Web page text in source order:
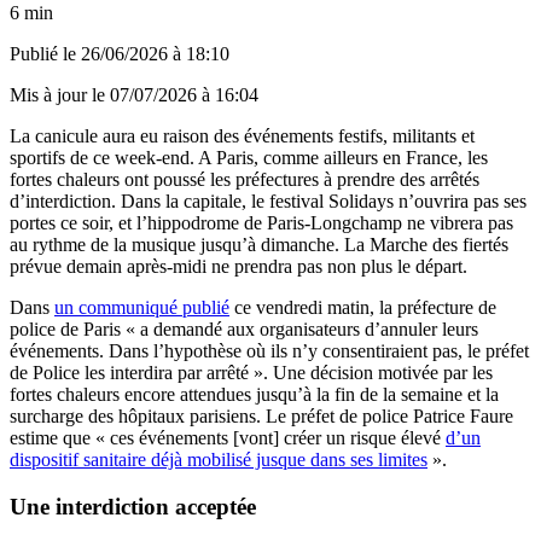
6 min
Publié le 26/06/2026 à 18:10
Mis à jour le 07/07/2026 à 16:04
La canicule aura eu raison des événements festifs, militants et
sportifs de ce week-end. A Paris, comme ailleurs en France, les
fortes chaleurs ont poussé les préfectures à prendre des arrêtés
d’interdiction. Dans la capitale, le festival Solidays n’ouvrira pas ses
portes ce soir, et l’hippodrome de Paris-Longchamp ne vibrera pas
au rythme de la musique jusqu’à dimanche. La Marche des fiertés
prévue demain après-midi ne prendra pas non plus le départ.
Dans un communiqué publié ce vendredi matin, la préfecture de
police de Paris « a demandé aux organisateurs d’annuler leurs
événements. Dans l’hypothèse où ils n’y consentiraient pas, le préfet
de Police les interdira par arrêté ». Une décision motivée par les
fortes chaleurs encore attendues jusqu’à la fin de la semaine et la
surcharge des hôpitaux parisiens. Le préfet de police Patrice Faure
estime que « ces événements [vont] créer un risque élevé d’un
dispositif sanitaire déjà mobilisé jusque dans ses limites ».
Une interdiction acceptée